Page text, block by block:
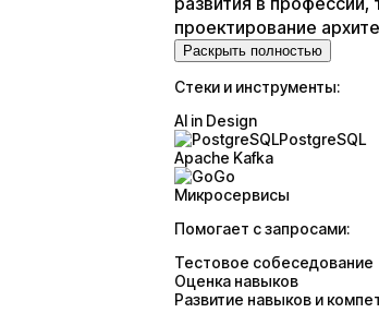
проектирование
Раскрыть полностью
Стеки и инструменты:
AI in Design
PostgreSQL
Apache Kafka
Go
Микросервисы
Помогает с запросами:
Тестовое собеседование
Оценка навыков
Развитие навыков и